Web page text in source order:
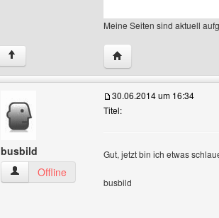
Meine Seiten sind aktuell
↑ Website dieses
busbild
busbild Benutzer-Profile anzeigen
Offline
30.06.2014 um 16:34
Titel:
Gut, jetzt bin ich etwas
busbild